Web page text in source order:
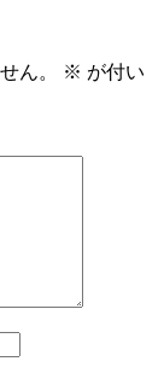
ん。 ※ が付い